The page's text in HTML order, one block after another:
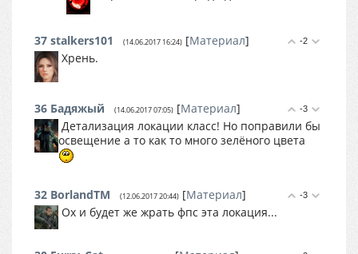
-2
37 stalkers101 (14.06.2017 16:24) [Материал]
Хрень.
-3
36 Бадяжый (14.06.2017 07:05) [Материал]
Детализация локации класс! Но поправили бы
освещение а то как то много зелёного цвета
-3
32 BorlandTM (12.06.2017 20:44) [Материал]
Ох и будет же жрать фпс эта локация...